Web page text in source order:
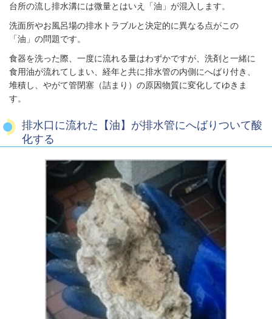
台所の流し排水溝には微量とはいえ「油」が混入します。
洗面所やお風呂場の排水トラブルと決定的に異なる点がこの
「油」の問題です。
食器を洗った際、一度に流れる量はわずかですが、洗剤と一緒に
食用油が流れてしまい、経年と共に排水管の内側にへばり付き、
堆積し、やがて管閉塞（詰まり）の原因物質に変化してゆきま
す。
排水口に流れた【油】が排水管にへばりついて酸
化する